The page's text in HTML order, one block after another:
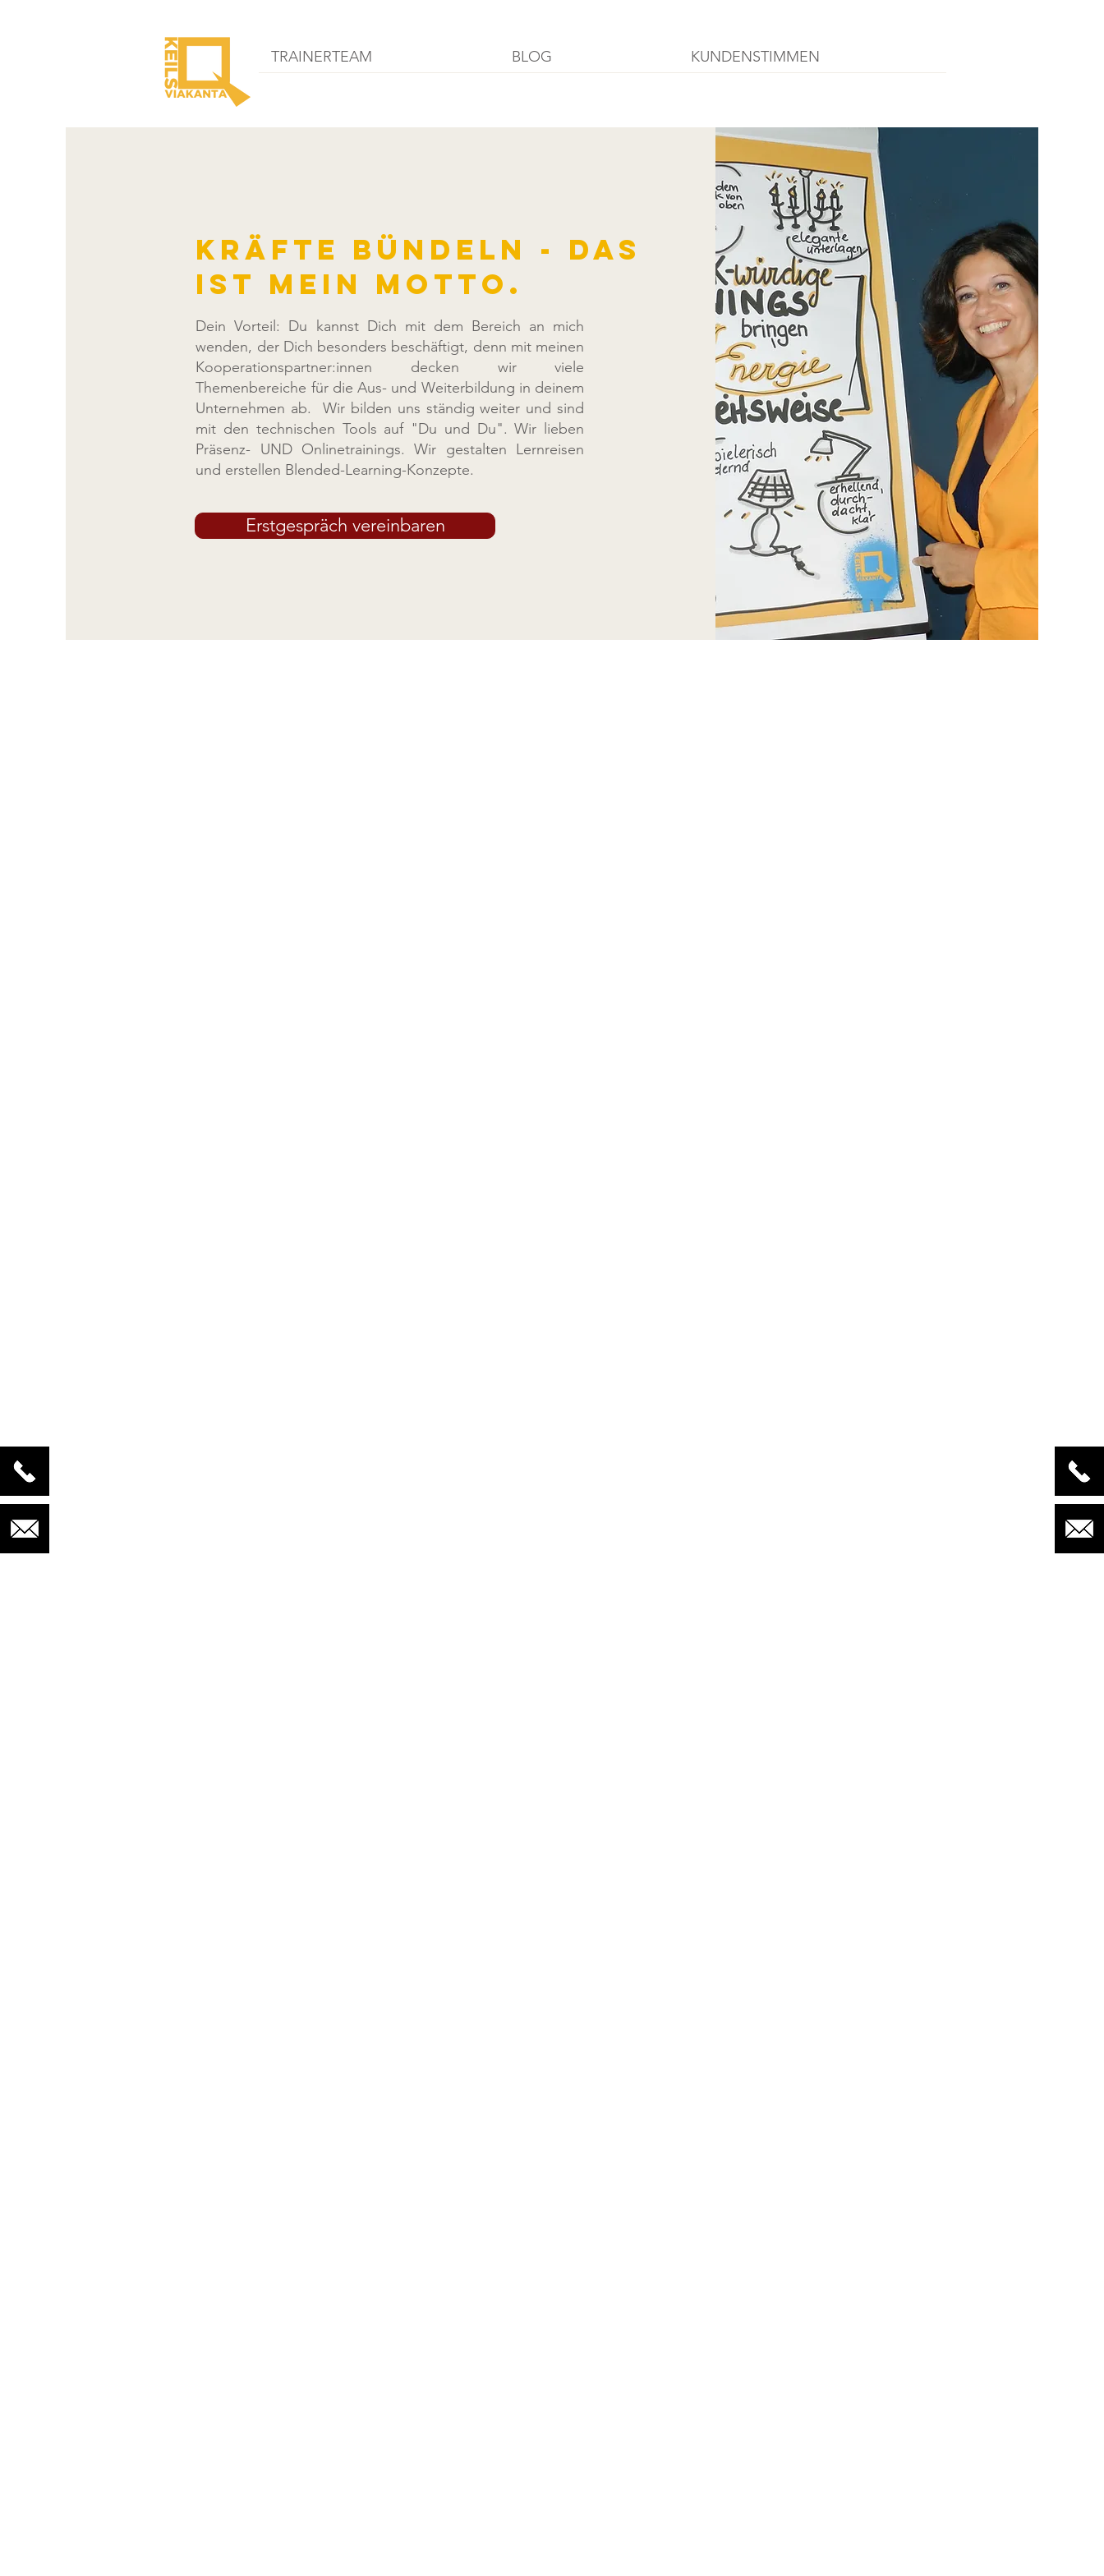
TRAINERTEAM BLOG KUNDENSTIMMEN
Kräfte bündeln - das
ist mein Motto.
Dein Vorteil: Du kannst Dich mit dem Bereich an mich
wenden, der Dich besonders beschäftigt, denn mit meinen
Kooperationspartner:innen decken wir viele
Themenbereiche für die Aus- und Weiterbildung in deinem
Unternehmen ab. Wir bilden uns ständig weiter und sind
mit den technischen Tools auf "Du und Du". ​Wir lieben
Präsenz- UND Onlinetrainings. Wir gestalten Lernreisen
und erstellen Blended-Learning-Konzepte.
Erstgespräch vereinbaren